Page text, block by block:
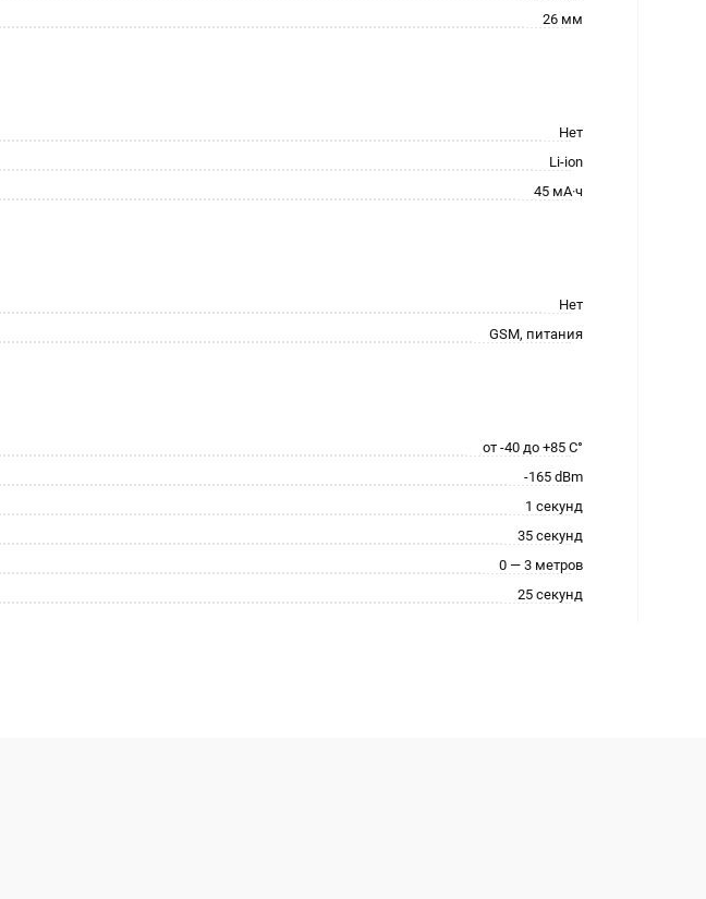
26 мм
Нет
Li-ion
45 мА·ч
Нет
GSM, питания
от -40 до +85 С°
-165 dBm
1 секунд
35 секунд
0 — 3 метров
25 секунд